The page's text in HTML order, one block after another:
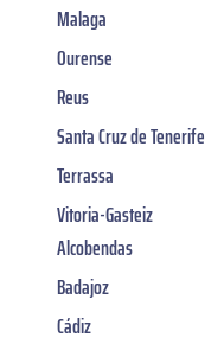
Malaga
Ourense
Reus
Santa Cruz de Tenerife
Terrassa
Vitoria-Gasteiz
Alcobendas
Badajoz
Cádiz